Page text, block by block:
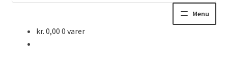
Menu
kr. 0,00 0 varer